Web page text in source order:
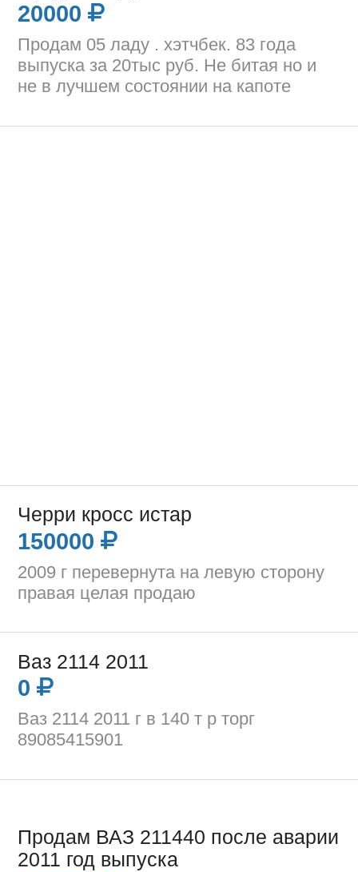
20000
Продам 05 ладу . хэтчбек. 83 года
выпуска за 20тыс руб. Не битая но и
не в лучшем состоянии на капоте
Черри кросс истар
150000
2009 г перевернута на левую сторону
правая целая продаю
Ваз 2114 2011
0
Ваз 2114 2011 г в 140 т р торг
89085415901
Продам ВАЗ 211440 после аварии
2011 год выпуска